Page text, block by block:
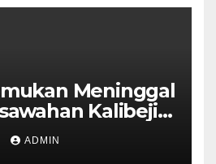
Meninggal
Kalibeji,
Tidak Ada
ADMIN